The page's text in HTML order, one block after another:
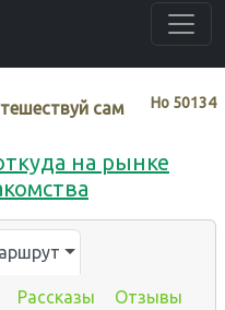
Нo 50134
сам
на рынке
Рассказы Отзывы